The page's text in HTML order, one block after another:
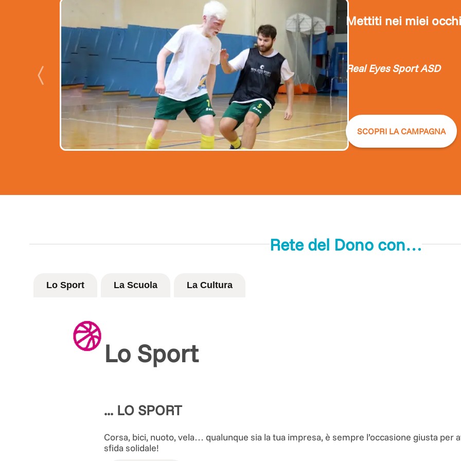
Mettiti nei miei occhi
Real Eyes Sport ASD
SCOPRI LA CAMPAGNA
Rete del Dono con…
Lo Sport La Scuola La Cultura
Lo Sport
... LO SPORT
Corsa, bici, nuoto, vela… qualunque sia la tua impresa, è sempre l’occasione giusta per
sfida solidale!